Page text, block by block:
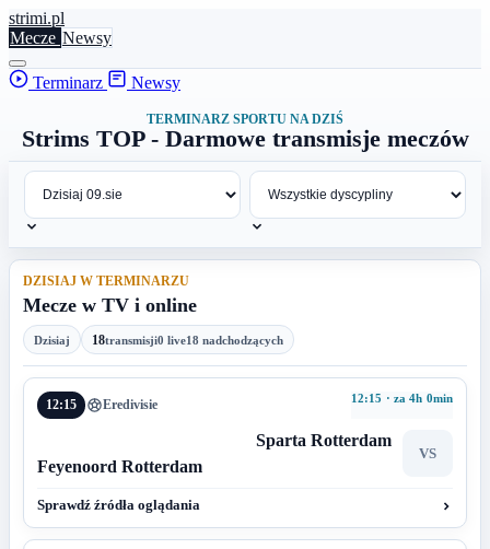
strimi.pl
Mecze Newsy
Terminarz Newsy
TERMINARZ SPORTU NA DZIŚ
Strims TOP - Darmowe transmisje meczów
DZISIAJ W TERMINARZU
Mecze w TV i online
Dzisiaj 18transmisji0 live18 nadchodzących
12:15 Eredivisie 12:15 · za 4h 0min
Sparta Rotterdam
VS
Feyenoord Rotterdam
Sprawdź źródła oglądania